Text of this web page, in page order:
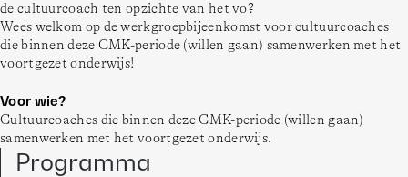
de cultuurcoach ten opzichte van het vo?
Wees welkom op de werkgroepbijeenkomst voor cultuurcoaches
die binnen deze CMK-periode (willen gaan) samenwerken met het
voortgezet onderwijs!
Voor wie?
Cultuurcoaches die binnen deze CMK-periode (willen gaan)
samenwerken met het voortgezet onderwijs.
Programma